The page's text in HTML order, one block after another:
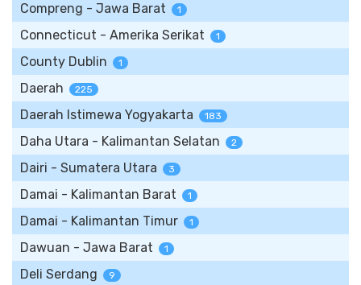
Compreng - Jawa Barat 1
Connecticut - Amerika Serikat 1
County Dublin 1
Daerah 225
Daerah Istimewa Yogyakarta 183
Daha Utara - Kalimantan Selatan 2
Dairi - Sumatera Utara 3
Damai - Kalimantan Barat 1
Damai - Kalimantan Timur 1
Dawuan - Jawa Barat 1
Deli Serdang 9